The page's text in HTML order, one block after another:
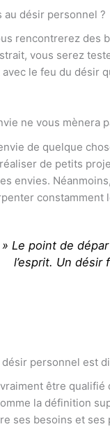
au désir personnel ?
rencontrerez des
vous serez
avec le feu du désir
ne vous mènera
de quelque
de petits
envies.
constamment
» Le point de
l’esprit. Un
personnel est
être qualifié
la définition
ses besoins et ses